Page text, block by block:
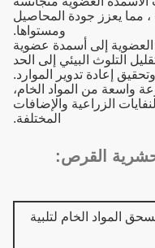
مما يعزز جودة المحاصيل
ومستواها.
العضوية إلى أسمدة عضوية
التلوث البيئي إلى الحد
وتحقيق إعادة تدوير الموارد.
واسعة من المواد الخام،
الزراعية والإضافات
المختلفة.
القرص:
المواد الخام لتلبية